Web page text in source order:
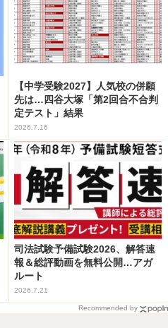
【中学受験2027】人気校の併願
先は…四谷大塚「第2回合不合判
定テスト」結果
2026.7.16
司法試験予備試験2026、解答速
報＆総評動画を無料公開…アガ
ルート
2026.7.21
Recommended by